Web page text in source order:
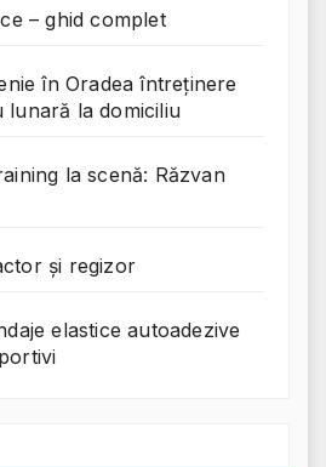
– ghid complet
în Oradea întreținere
lunară la domiciliu
la scenă: Răzvan
și regizor
elastice autoadezive